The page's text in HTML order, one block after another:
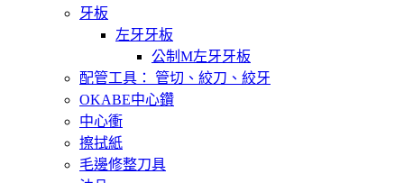
牙板
左牙牙板
公制M左牙牙板
配管工具： 管切、絞刀、絞牙
OKABE中心鑽
中心衝
擦拭紙
毛邊修整刀具